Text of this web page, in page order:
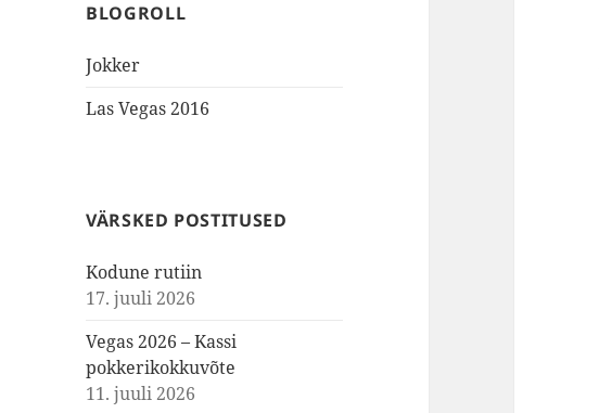
BLOGROLL
Jokker
Las Vegas 2016
VÄRSKED POSTITUSED
Kodune rutiin
17. juuli 2026
Vegas 2026 – Kassi
pokkerikokkuvõte
11. juuli 2026